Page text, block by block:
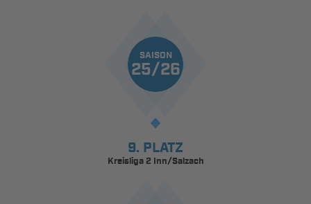
SAISON
25/26
9. PLATZ
Kreisliga 2 Inn/Salzach